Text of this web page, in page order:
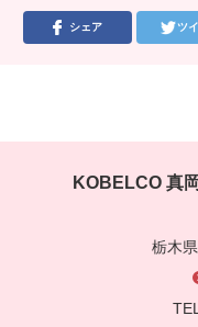
シェア ツ
KOBELCO 真
栃木